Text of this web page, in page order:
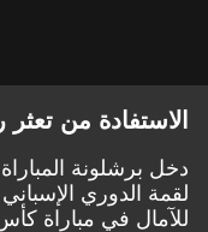
الاستفادة من
دخل برشلونة
لقمة الدوري
للآمال في مباراة